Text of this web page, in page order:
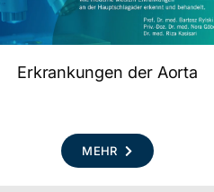
Erkrankungen der Aorta
MEHR